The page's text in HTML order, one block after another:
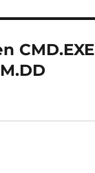
CMD.EXE